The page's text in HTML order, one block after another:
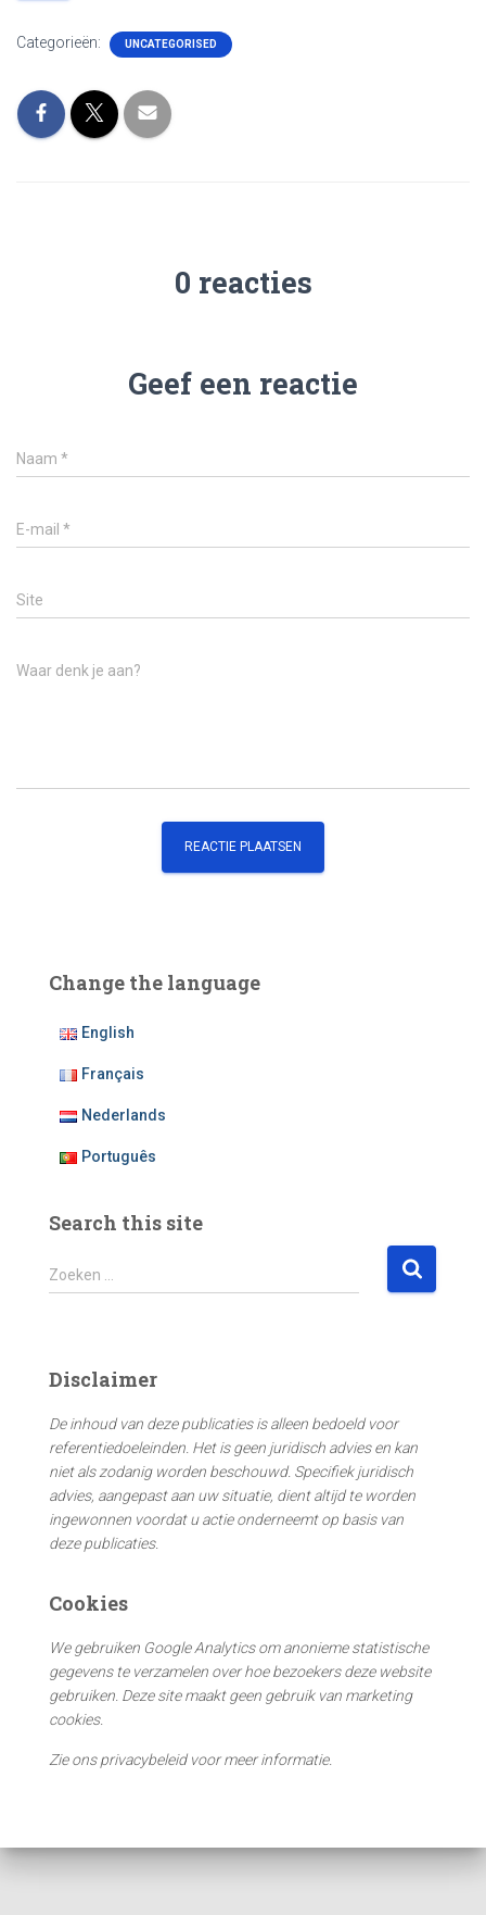
Categorieën: UNCATEGORISED
0 reacties
Geef een reactie
Naam *
E-mail *
Site
Waar denk je aan?
Change the language
English
Français
Nederlands
Português
Search this site
Z
o
n
a
a
r
:
Zoeken …
Disclaimer
De inhoud van deze publicaties is alleen bedoeld voor
referentiedoeleinden. Het is geen juridisch advies en kan
niet als zodanig worden beschouwd. Specifiek juridisch
advies, aangepast aan uw situatie, dient altijd te worden
ingewonnen voordat u actie onderneemt op basis van
deze publicaties.
Cookies
We gebruiken Google Analytics om anonieme statistische
gegevens te verzamelen over hoe bezoekers deze website
gebruiken. Deze site maakt geen gebruik van marketing
cookies.
Zie ons privacybeleid voor meer informatie.